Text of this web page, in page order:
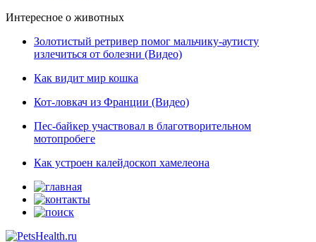
Интересное о животных
Золотистый ретривер помог мальчику-аутисту
излечиться от болезни (Видео)
Как видит мир кошка
Кот-ловкач из Франции (Видео)
Пес-байкер участвовал в благотворительном
мотопробеге
Как устроен калейдоскоп хамелеона